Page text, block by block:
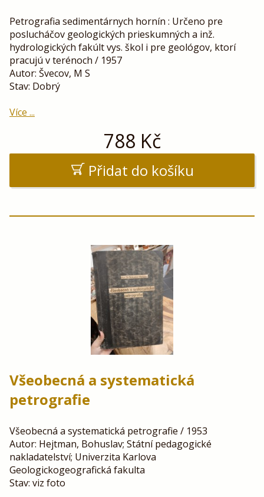
Petrografia sedimentárnych hornín : Určeno pre
poslucháčov geologických prieskumných a inž.
hydrologických fakúlt vys. škol i pre geológov, ktorí
pracujú v terénoch / 1957
Autor: Švecov, M S
Stav: Dobrý
Více ...
788 Kč
Přidat do košíku
Všeobecná a systematická
petrografie
Všeobecná a systematická petrografie / 1953
Autor: Hejtman, Bohuslav; Státní pedagogické
nakladatelství; Univerzita Karlova
Geologickogeografická fakulta
Stav: viz foto